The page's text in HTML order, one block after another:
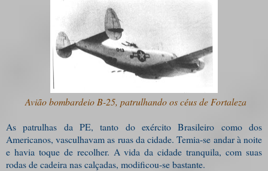
Avião bombardeio B-25, patrulhando os céus de Fortaleza
As patrulhas da PE, tanto do exército Brasileiro como dos
Americanos, vasculhavam as ruas da cidade. Temia-se andar à noite
e havia toque de recolher. A vida da cidade tranquila, com suas
rodas de cadeira nas calçadas, modificou-se bastante.